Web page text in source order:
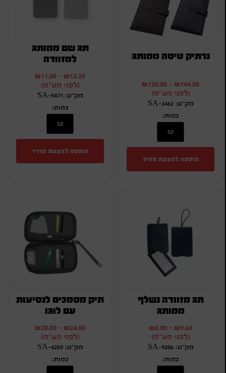
נרתיק טיסה ממותג
₪144.00
-
₪120.00
(לפני מע"מ)
מק"ט: SA-2462
כמות:
הוספה להצעת מחיר
תג שם ממותג
למזוודה
₪13.20
-
₪11.00
(לפני מע"מ)
מק"ט: SA-9471
כמות:
הוספה להצעת מחיר
תג מזוודה נשלף
ממותג
₪9.60
-
₪8.00
(לפני מע"מ)
מק"ט: SA-9206
כמות:
תיק מסמכים לנסיעות
עם לוגו
₪24.00
-
₪20.00
(לפני מע"מ)
מק"ט: SA-4259
כמות: